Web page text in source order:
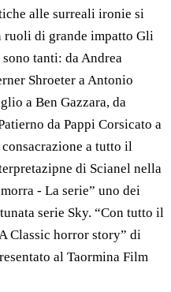
alle surreali ironie si
ruoli di grande impatto Gli
tanti: da Andrea
Shroeter a Antonio
a Ben Gazzara, da
da Pappi Corsicato a
a tutto il
di Scianel nella
- La serie” uno dei
serie Sky. “Con tutto il
Classic horror story” di
al Taormina Film